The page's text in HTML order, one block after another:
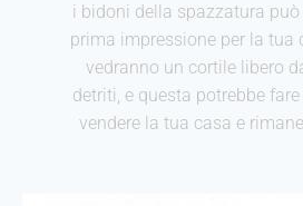
i bidoni della spazzatura
prima impressione per la tua
vedranno un cortile libero
detriti, e questa potrebbe
vendere la tua casa e